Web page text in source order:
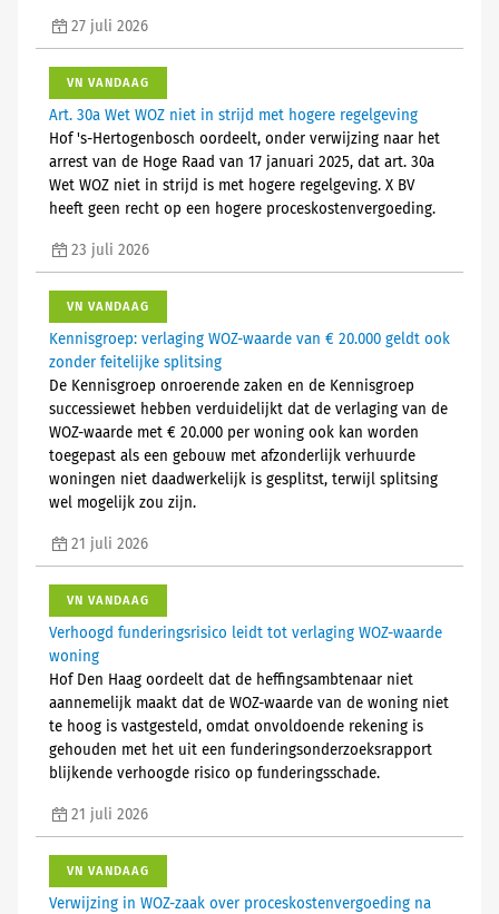
27 juli 2026
VN VANDAAG
Art. 30a Wet WOZ niet in strijd met hogere regelgeving
Hof 's-Hertogenbosch oordeelt, onder verwijzing naar het
arrest van de Hoge Raad van 17 januari 2025, dat art. 30a
Wet WOZ niet in strijd is met hogere regelgeving. X BV
heeft geen recht op een hogere proceskostenvergoeding.
23 juli 2026
VN VANDAAG
Kennisgroep: verlaging WOZ-waarde van € 20.000 geldt ook
zonder feitelijke splitsing
De Kennisgroep onroerende zaken en de Kennisgroep
successiewet hebben verduidelijkt dat de verlaging van de
WOZ-waarde met € 20.000 per woning ook kan worden
toegepast als een gebouw met afzonderlijk verhuurde
woningen niet daadwerkelijk is gesplitst, terwijl splitsing
wel mogelijk zou zijn.
21 juli 2026
VN VANDAAG
Verhoogd funderingsrisico leidt tot verlaging WOZ-waarde
woning
Hof Den Haag oordeelt dat de heffingsambtenaar niet
aannemelijk maakt dat de WOZ-waarde van de woning niet
te hoog is vastgesteld, omdat onvoldoende rekening is
gehouden met het uit een funderingsonderzoeksrapport
blijkende verhoogde risico op funderingsschade.
21 juli 2026
VN VANDAAG
Verwijzing in WOZ-zaak over proceskostenvergoeding na